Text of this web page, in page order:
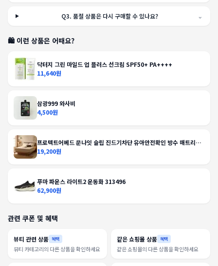
Q3. 품절 상품은 다시 구매할 수 있나요? ⌄
🛍️ 이런 상품은 어때요?
닥터지 그린 마일드 업 플러스 선크림 SPF50+ PA++++
11,640원
삼광999 와사비
4,500원
프로텍트어베드 문나잇 슬립 진드기차단 유아안전확인 방수 매트리스
커버
19,200원
푸마 파운스 라이트2 운동화 313496
62,900원
관련 쿠폰 및 혜택
뷰티 관련 상품 혜택
뷰티 카테고리의 다른 상품을 확인하세요
같은 쇼핑몰 상품 혜택
같은 쇼핑몰의 다른 상품을 확인하세요